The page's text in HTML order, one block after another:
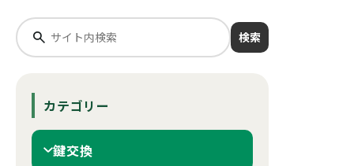
検索
カテゴリー
鍵交換